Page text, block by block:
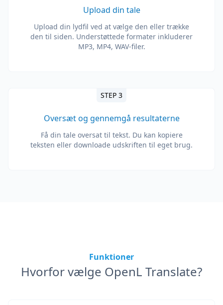
Upload din tale
Upload din lydfil ved at vælge den eller trække
den til siden. Understøttede formater inkluderer
MP3, MP4, WAV-filer.
STEP 3
Oversæt og gennemgå resultaterne
Få din tale oversat til tekst. Du kan kopiere
teksten eller downloade udskriften til eget brug.
Funktioner
Hvorfor vælge OpenL Translate?